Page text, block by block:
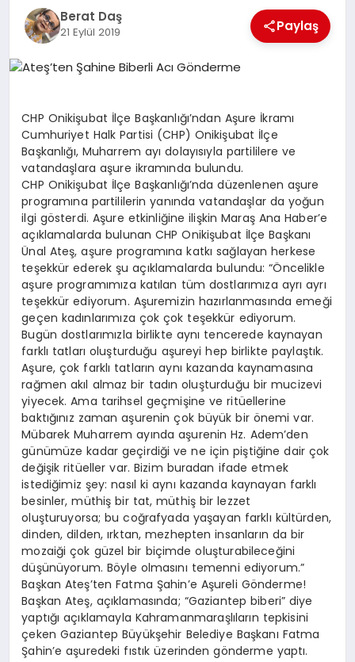
NURHAK
Berat Daş
21 Eylül 2019 Paylaş
CHP Onikişubat İlçe Başkanlığı’ndan Aşure İkramı
Cumhuriyet Halk Partisi (CHP) Onikişubat İlçe
Başkanlığı, Muharrem ayı dolayısıyla partililere ve
vatandaşlara aşure ikramında bulundu.
CHP Onikişubat İlçe Başkanlığı’nda düzenlenen aşure
programına partililerin yanında vatandaşlar da yoğun
ilgi gösterdi. Aşure etkinliğine ilişkin Maraş Ana Haber’e
açıklamalarda bulunan CHP Onikişubat İlçe Başkanı
Ünal Ateş, aşure programına katkı sağlayan herkese
teşekkür ederek şu açıklamalarda bulundu: “Öncelikle
aşure programımıza katılan tüm dostlarımıza ayrı ayrı
teşekkür ediyorum. Aşuremizin hazırlanmasında emeği
geçen kadınlarımıza çok çok teşekkür ediyorum.
Bugün dostlarımızla birlikte aynı tencerede kaynayan
farklı tatları oluşturduğu aşureyi hep birlikte paylaştık.
Aşure, çok farklı tatların aynı kazanda kaynamasına
rağmen akıl almaz bir tadın oluşturduğu bir mucizevi
yiyecek. Ama tarihsel geçmişine ve ritüellerine
baktığınız zaman aşurenin çok büyük bir önemi var.
Mübarek Muharrem ayında aşurenin Hz. Adem’den
günümüze kadar geçirdiği ve ne için piştiğine dair çok
değişik ritüeller var. Bizim buradan ifade etmek
istediğimiz şey: nasıl ki aynı kazanda kaynayan farklı
besinler, müthiş bir tat, müthiş bir lezzet
oluşturuyorsa; bu coğrafyada yaşayan farklı kültürden,
dinden, dilden, ırktan, mezhepten insanların da bir
mozaiği çok güzel bir biçimde oluşturabileceğini
düşünüyorum. Böyle olmasını temenni ediyorum.”
Başkan Ateş’ten Fatma Şahin’e Aşureli Gönderme!
Başkan Ateş, açıklamasında; “Gaziantep biberi” diye
yaptığı açıklamayla Kahramanmaraşlıların tepkisini
çeken Gaziantep Büyükşehir Belediye Başkanı Fatma
Şahin’e aşuredeki fıstık üzerinden gönderme yaptı.